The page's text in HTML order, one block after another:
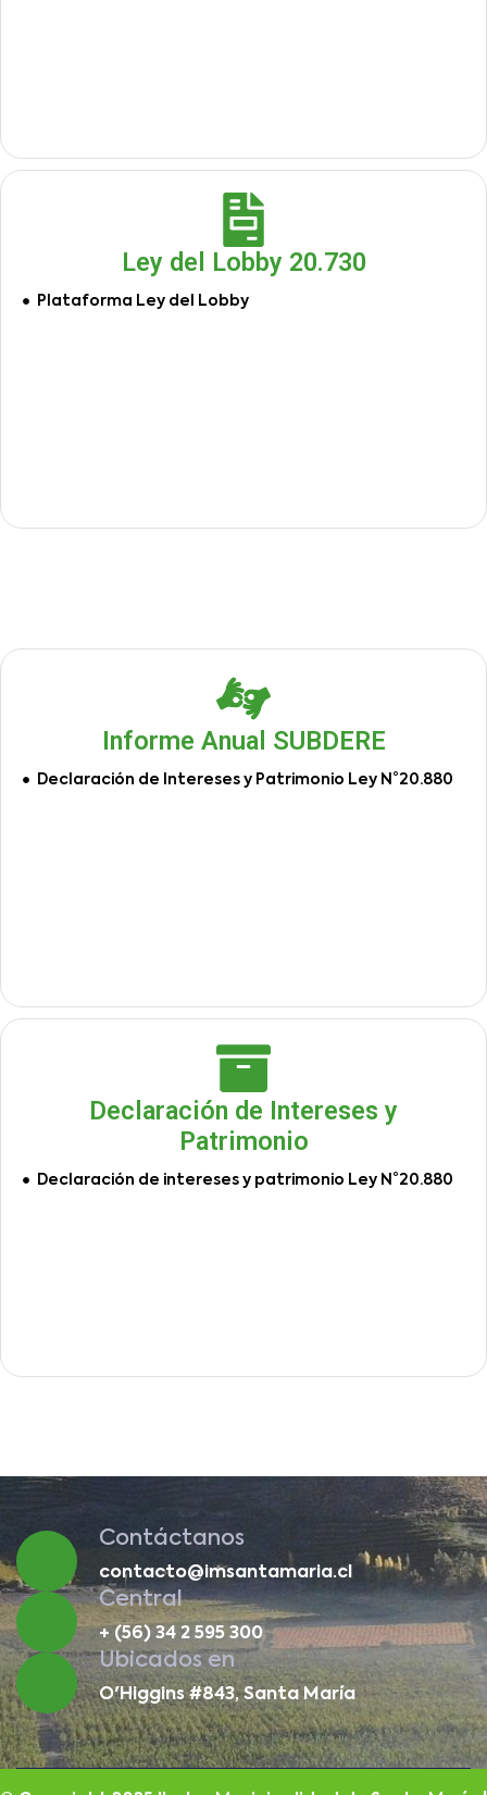
Ley del Lobby 20.730
Plataforma Ley del Lobby
Informe Anual SUBDERE
Declaración de Intereses y Patrimonio Ley N°20.880
Declaración de Intereses y
Patrimonio
Declaración de intereses y patrimonio Ley N°20.880
Contáctanos
contacto@imsantamaria.cl
Central
+ (56) 34 2 595 300
Ubicados en
O'Higgins #843, Santa María